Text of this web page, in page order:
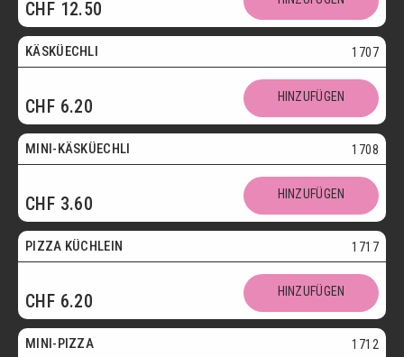
CHF 12.50
Vegetarisch
KÄSKÜECHLI 1707
CHF 6.20 HINZUFÜGEN
Vegetarisch
MINI-KÄSKÜECHLI 1708
CHF 3.60 HINZUFÜGEN
bis 30.09.
PIZZA KÜCHLEIN 1717
CHF 6.20 HINZUFÜGEN
Mini
MINI-PIZZA 1712